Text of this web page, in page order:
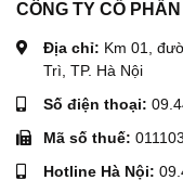
CÔNG TY CỔ
Địa chỉ: Km 01,
Trì, TP. Hà Nội
Số điện thoại:
Mã số thuế:
Hotline Hà Nội: